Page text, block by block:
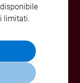
limitati.